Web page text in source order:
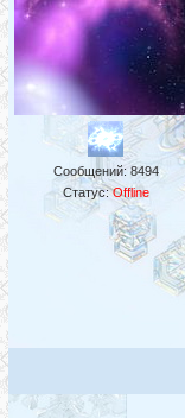
Сообщений: 8494
Статус:Offline